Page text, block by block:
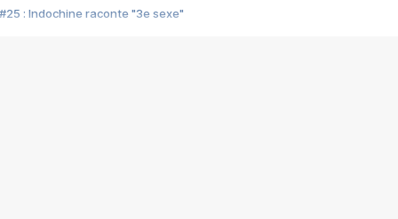
#25 : Indochine raconte "3e sexe"